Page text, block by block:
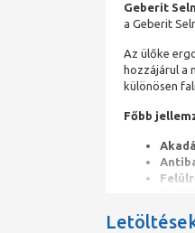
Geberit
a Geberit
Az ülőke
hozzájárul a
különösen
Főbb